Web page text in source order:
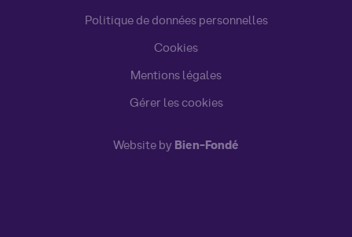
Politique de données personnelles
Cookies
Mentions légales
Gérer les cookies
Website byBien-Fondé